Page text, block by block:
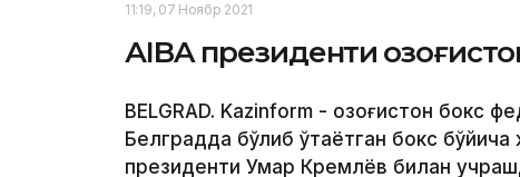
11:19, 07 Ноябр 2021
АIBA президенти
BELGRAD. Kazinform - Қозоғистон бокс
Белградда бўлиб ўтаётган бокс
президенти Умар Кремлёв билан